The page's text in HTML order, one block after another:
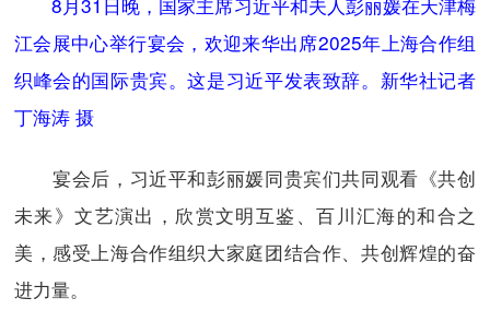
江会展中心举行宴会，欢迎来华出席2025年上海合作组
织峰会的国际贵宾。这是习近平发表致辞。新华社记者
丁海涛 摄
宴会后，习近平和彭丽媛同贵宾们共同观看《共创
未来》文艺演出，欣赏文明互鉴、百川汇海的和合之
美，感受上海合作组织大家庭团结合作、共创辉煌的奋
进力量。